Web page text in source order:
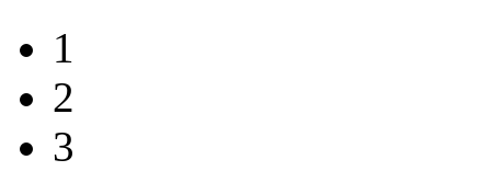
1
2
3